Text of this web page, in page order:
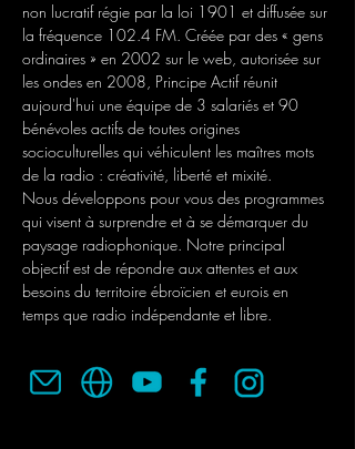
non lucratif régie par la loi 1901 et diffusée sur
la fréquence 102.4 FM. Créée par des « gens
ordinaires » en 2002 sur le web, autorisée sur
les ondes en 2008, Principe Actif réunit
aujourd'hui une équipe de 3 salariés et 90
bénévoles actifs de toutes origines
socioculturelles qui véhiculent les maîtres mots
de la radio : créativité, liberté et mixité.
Nous développons pour vous des programmes
qui visent à surprendre et à se démarquer du
paysage radiophonique. Notre principal
objectif est de répondre aux attentes et aux
besoins du territoire ébroïcien et eurois en
temps que radio indépendante et libre.